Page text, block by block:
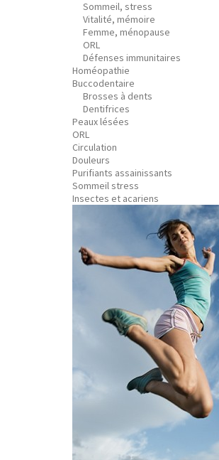
Sommeil, stress
Vitalité, mémoire
Femme, ménopause
ORL
Défenses immunitaires
Homéopathie
Buccodentaire
Brosses à dents
Dentifrices
Peaux lésées
ORL
Circulation
Douleurs
Purifiants assainissants
Sommeil stress
Insectes et acariens